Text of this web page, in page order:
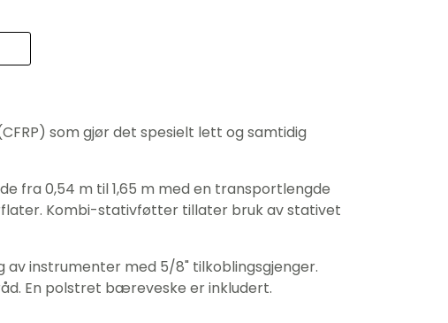
som gjør det spesielt lett og samtidig
fra 0,54 m til 1,65 m med en transportlengde
Kombi-stativføtter tillater bruk av stativet
instrumenter med 5/8" tilkoblingsgjenger.
En polstret bæreveske er inkludert.